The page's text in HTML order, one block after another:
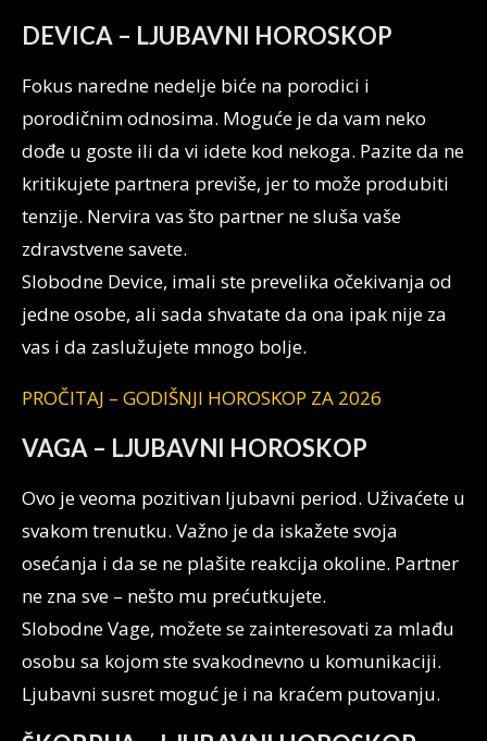
DEVICA – LJUBAVNI HOROSKOP
Fokus naredne nedelje biće na porodici i
porodičnim odnosima. Moguće je da vam neko
dođe u goste ili da vi idete kod nekoga. Pazite da ne
kritikujete partnera previše, jer to može produbiti
tenzije. Nervira vas što partner ne sluša vaše
zdravstvene savete.
Slobodne Device, imali ste prevelika očekivanja od
jedne osobe, ali sada shvatate da ona ipak nije za
vas i da zaslužujete mnogo bolje.
PROČITAJ – GODIŠNJI HOROSKOP ZA 2026
VAGA – LJUBAVNI HOROSKOP
Ovo je veoma pozitivan ljubavni period. Uživaćete u
svakom trenutku. Važno je da iskažete svoja
osećanja i da se ne plašite reakcija okoline. Partner
ne zna sve – nešto mu prećutkujete.
Slobodne Vage, možete se zainteresovati za mlađu
osobu sa kojom ste svakodnevno u komunikaciji.
Ljubavni susret moguć je i na kraćem putovanju.